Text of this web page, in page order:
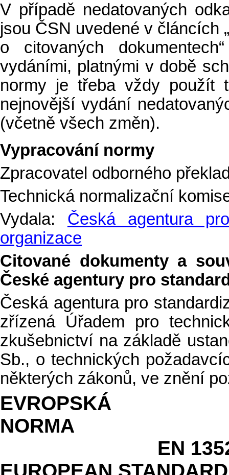
V případě nedatovaných
jsou ČSN uvedené v článcích
o citovaných
vydáními, platnými v době
normy je třeba vždy použít
nejnovější vydání
(včetně všech změn).
Vypracování normy
Zpracovatel odborného
Technická normalizační
Vydala: Česká agentura
organizace
Citované dokumenty a
České agentury pro
Česká agentura pro
zřízená Úřadem pro
zkušebnictví na základě
Sb., o technických
některých zákonů, ve znění
EVROPSKÁ
EN